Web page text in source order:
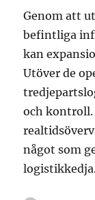
Genom att
befintliga
kan
Utöver de
och kontroll.
något som